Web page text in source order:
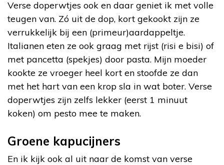
Verse doperwtjes ook en daar geniet ik met volle
teugen van. Zó uit de dop, kort gekookt zijn ze
verrukkelijk bij een (primeur)aardappeltje.
Italianen eten ze ook graag met rijst (risi e bisi) of
met pancetta (spekjes) door pasta. Mijn moeder
kookte ze vroeger heel kort en stoofde ze dan
met het hart van een krop sla in wat boter. Verse
doperwtjes zijn zelfs lekker (eerst 1 minuut
koken) om pesto mee te maken.
Groene kapucijners
En ik kijk ook al uit naar de komst van verse